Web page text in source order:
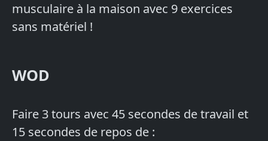
musculaire à la maison avec 9 exercices
sans matériel !
WOD
Faire 3 tours avec 45 secondes de travail et
15 secondes de repos de :